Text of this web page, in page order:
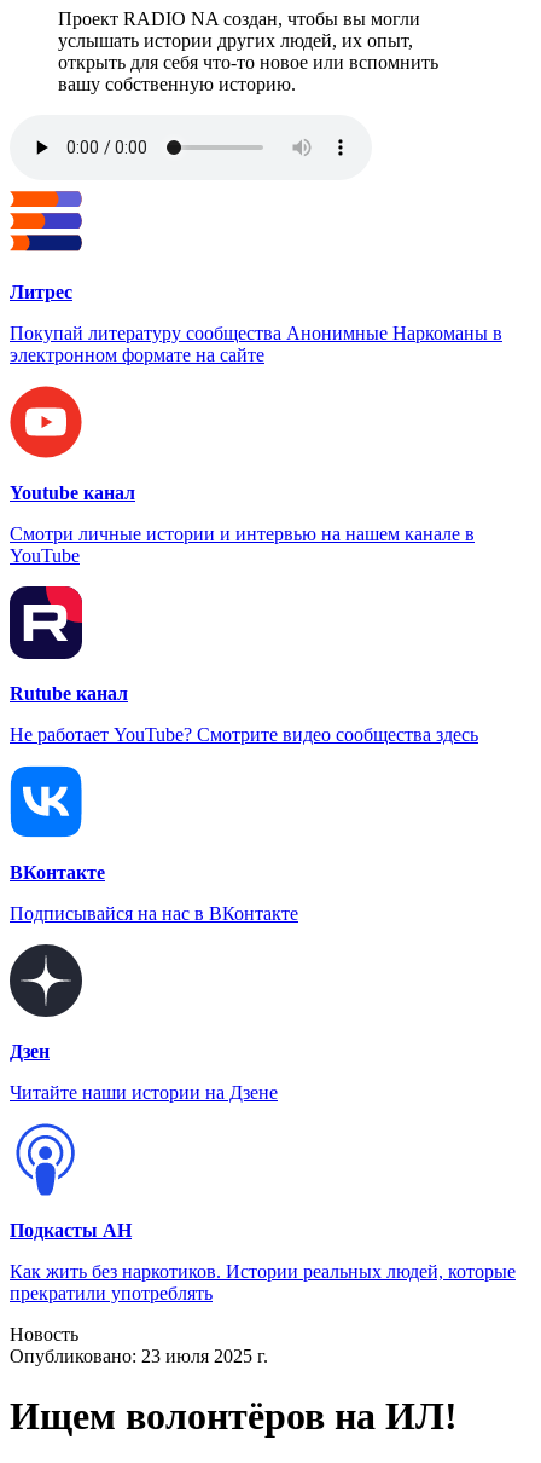
Проект RADIO NA создан, чтобы вы могли
услышать истории других людей, их опыт,
открыть для себя что-то новое или вспомнить
вашу собственную историю.
Литрес
Покупай литературу сообщества Анонимные Наркоманы в
электронном формате на сайте
Youtube канал
Смотри личные истории и интервью на нашем канале в
YouTube
Rutube канал
Не работает YouTube? Смотрите видео сообщества здесь
ВКонтакте
Подписывайся на нас в ВКонтакте
Дзен
Читайте наши истории на Дзене
Подкасты АН
Как жить без наркотиков. Истории реальных людей, которые
прекратили употреблять
Новость
Опубликовано: 23 июля 2025 г.
Ищем волонтёров на ИЛ!